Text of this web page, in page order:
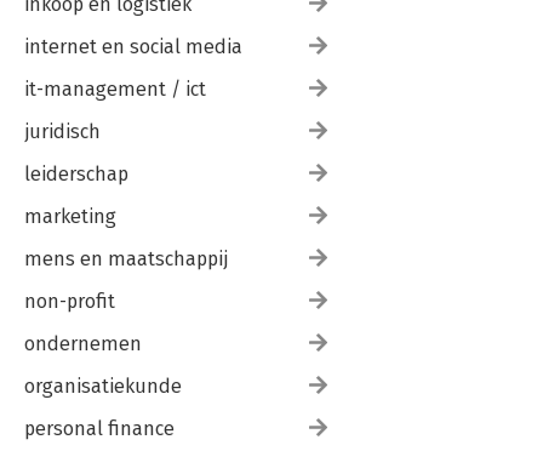
internet en social media
it-management / ict
juridisch
leiderschap
marketing
mens en maatschappij
non-profit
ondernemen
organisatiekunde
personal finance